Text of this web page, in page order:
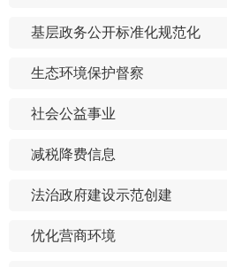
基层政务公开标准化规范化
生态环境保护督察
社会公益事业
减税降费信息
法治政府建设示范创建
优化营商环境